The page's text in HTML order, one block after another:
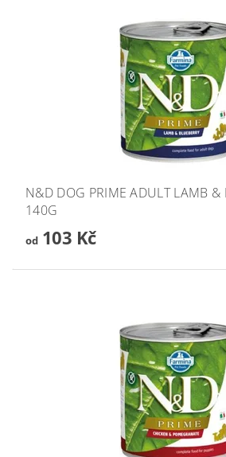
N&D DOG PRIME ADULT LAMB &
140G
od103 Kč